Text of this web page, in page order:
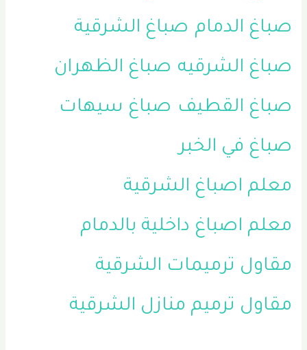
صباغ الدمام صباغ الشرقية
صباغ الشرقيه صباغ الظهران
صباغ القطيف صباغ سيهات
صباغ في الخبر
معلم اصباغ الشرقية
معلم اصباغ داخلية بالدمام
مقاول ترميمات الشرقية
مقاول ترميم منازل الشرقية